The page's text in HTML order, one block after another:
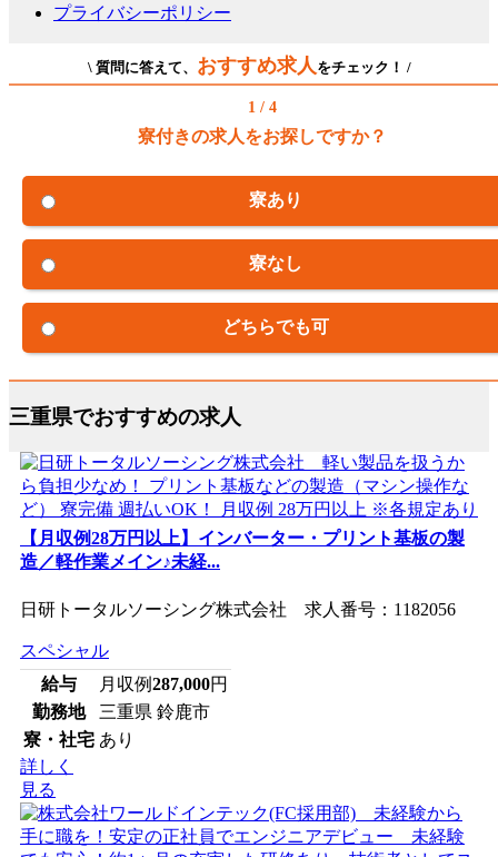
プライバシーポリシー
\ 質問に答えて、 おすすめ求人 をチェック！ /
1 / 4
寮付きの求人をお探しですか？
寮あり
寮なし
どちらでも可
三重県でおすすめの求人
【月収例28万円以上】インバーター・プリント基板の製
造／軽作業メイン♪未経...
日研トータルソーシング株式会社 求人番号：1182056
スペシャル
給与
月収例287,000円
勤務地
三重県 鈴鹿市
寮・社宅 あり
詳しく
見る